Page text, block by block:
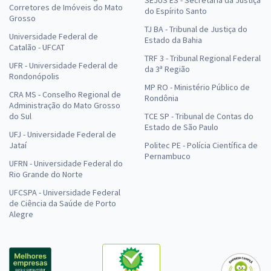
Corretores de Imóveis do Mato
Grosso
Universidade Federal de
Catalão - UFCAT
UFR - Universidade Federal de
Rondonópolis
CRA MS - Conselho Regional de
Administração do Mato Grosso
do Sul
UFJ - Universidade Federal de
Jataí
UFRN - Universidade Federal do
Rio Grande do Norte
UFCSPA - Universidade Federal
de Ciência da Saúde de Porto
Alegre
do Espírito Santo
TJ BA - Tribunal de Justiça do
Estado da Bahia
TRF 3 - Tribunal Regional Federal
da 3ª Região
MP RO - Ministério Público de
Rondônia
TCE SP - Tribunal de Contas do
Estado de São Paulo
Politec PE - Polícia Científica de
Pernambuco